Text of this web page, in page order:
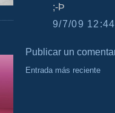
;-Þ
9/7/09
Publicar un
Entrada más reciente